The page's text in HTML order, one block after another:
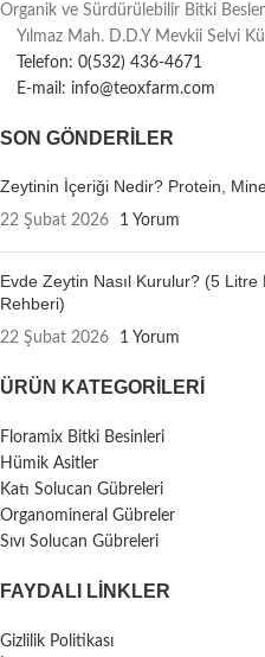
Organik ve Sürdürülebilir Bitki
Yılmaz Mah. D.D.Y Mevkii Selvi
Telefon: 0(532) 436-4671
E-mail: info@teoxfarm.com
SON GÖNDERILER
Zeytinin İçeriği Nedir? Protein,
22 Şubat 2026 1 Yorum
Evde Zeytin Nasıl Kurulur? (5
Rehberi)
22 Şubat 2026 1 Yorum
ÜRÜN KATEGORILERI
Floramix Bitki Besinleri
Hümik Asitler
Katı Solucan Gübreleri
Organomineral Gübreler
Sıvı Solucan Gübreleri
FAYDALI LİNKLER
Gizlilik Politikası